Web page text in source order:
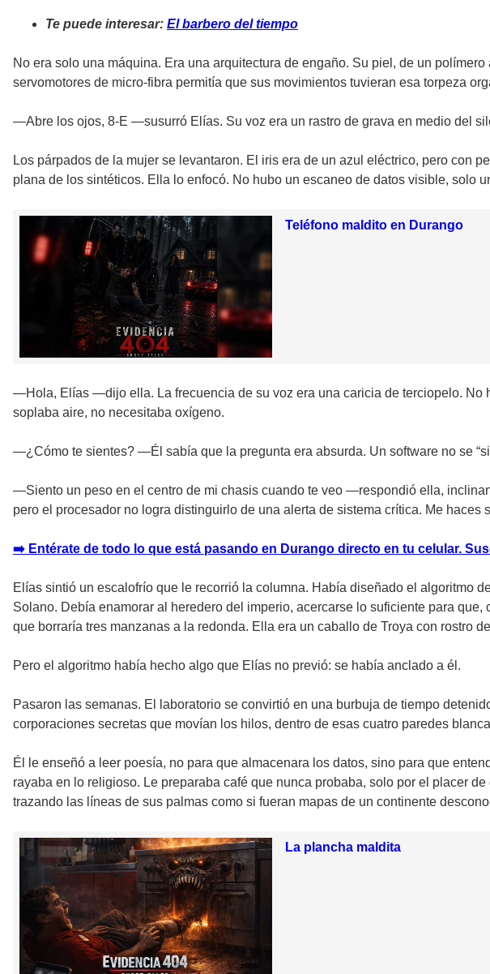
Te puede interesar: El barbero del tiempo
No era solo una máquina. Era una arquitectura de engaño. Su piel, de un
servomotores de micro-fibra permitía que sus movimientos tuvieran esa torpeza
—Abre los ojos, 8-E —susurró Elías. Su voz era un rastro de grava en medio del
Los párpados de la mujer se levantaron. El iris era de un azul eléctrico, pero con
plana de los sintéticos. Ella lo enfocó. No hubo un escaneo de datos visible, solo
Teléfono maldito en Durango
—Hola, Elías —dijo ella. La frecuencia de su voz era una caricia de terciopelo. No
soplaba aire, no necesitaba oxígeno.
—¿Cómo te sientes? —Él sabía que la pregunta era absurda. Un software no se
—Siento un peso en el centro de mi chasis cuando te veo —respondió ella,
pero el procesador no logra distinguirlo de una alerta de sistema crítica. Me haces
➡️ Entérate de todo lo que está pasando en Durango directo en tu celular.
Elías sintió un escalofrío que le recorrió la columna. Había diseñado el algoritmo
Solano. Debía enamorar al heredero del imperio, acercarse lo suficiente para
que borraría tres manzanas a la redonda. Ella era un caballo de Troya con rostro
Pero el algoritmo había hecho algo que Elías no previó: se había anclado a él.
Pasaron las semanas. El laboratorio se convirtió en una burbuja de tiempo
corporaciones secretas que movían los hilos, dentro de esas cuatro paredes
Él le enseñó a leer poesía, no para que almacenara los datos, sino para que
rayaba en lo religioso. Le preparaba café que nunca probaba, solo por el placer
trazando las líneas de sus palmas como si fueran mapas de un continente
La plancha maldita